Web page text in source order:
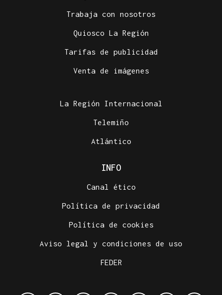
Trabaja con nosotros
Quiosco La Región
Tarifas de publicidad
Venta de imágenes
La Región Internacional
Telemiño
Atlántico
INFO
Canal ético
Política de privacidad
Política de cookies
Aviso legal y condiciones de uso
FEDER